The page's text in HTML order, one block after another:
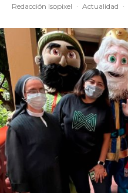
Redacción Isopixel · Actualidad ·